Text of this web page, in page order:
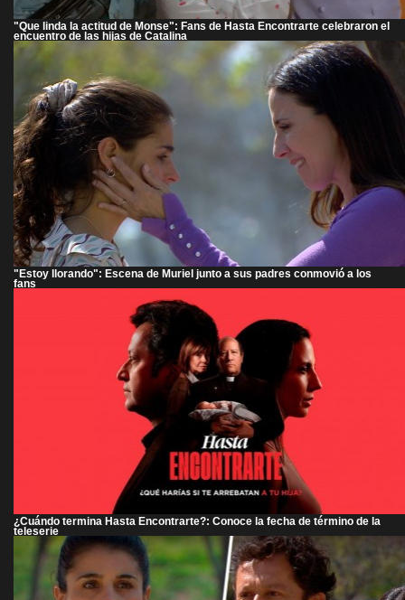
"Que linda la actitud de Monse": Fans de Hasta Encontrarte celebraron el
encuentro de las hijas de Catalina
"Estoy llorando": Escena de Muriel junto a sus padres conmovió a los
fans
¿Cuándo termina Hasta Encontrarte?: Conoce la fecha de término de la
teleserie